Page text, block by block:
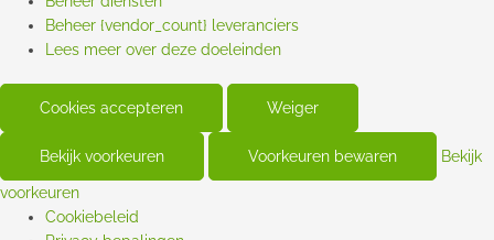
Beheer {vendor_count} leveranciers
Lees meer over deze doeleinden
Cookies accepteren Weiger
Bekijk voorkeuren Voorkeuren bewaren Bekijk
voorkeuren
Cookiebeleid